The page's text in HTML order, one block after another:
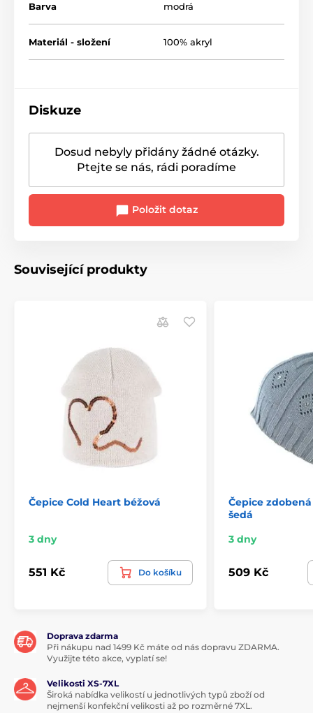
Barva modrá
Materiál - složení 100% akryl
Diskuze
Dosud nebyly přidány žádné otázky.
Ptejte se nás, rádi poradíme
Položit dotaz
Související produkty
Čepice Cold Heart béžová
3 dny
551 Kč Do košíku
Čepice
šedá
3 dny
509 Kč
Doprava zdarma
Při nákupu nad 1499 Kč máte od nás dopravu ZDARMA.
Využijte této akce, vyplatí se!
Velikosti XS-7XL
Široká nabídka velikostí u jednotlivých typů zboží od
nejmenší konfekční velikosti až po rozměrné 7XL.